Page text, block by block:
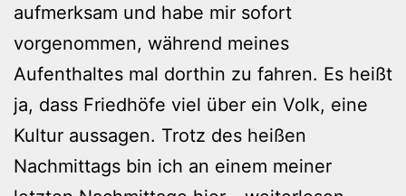
aufmerksam und habe mir sofort
vorgenommen, während meines
Aufenthaltes mal dorthin zu fahren. Es heißt
ja, dass Friedhöfe viel über ein Volk, eine
Kultur aussagen. Trotz des heißen
Nachmittags bin ich an einem meiner